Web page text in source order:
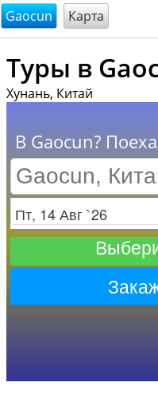
@endsectiom
Gaocun Карта
Туры в
Хунань, Китай
В Gaocun?
Заезд